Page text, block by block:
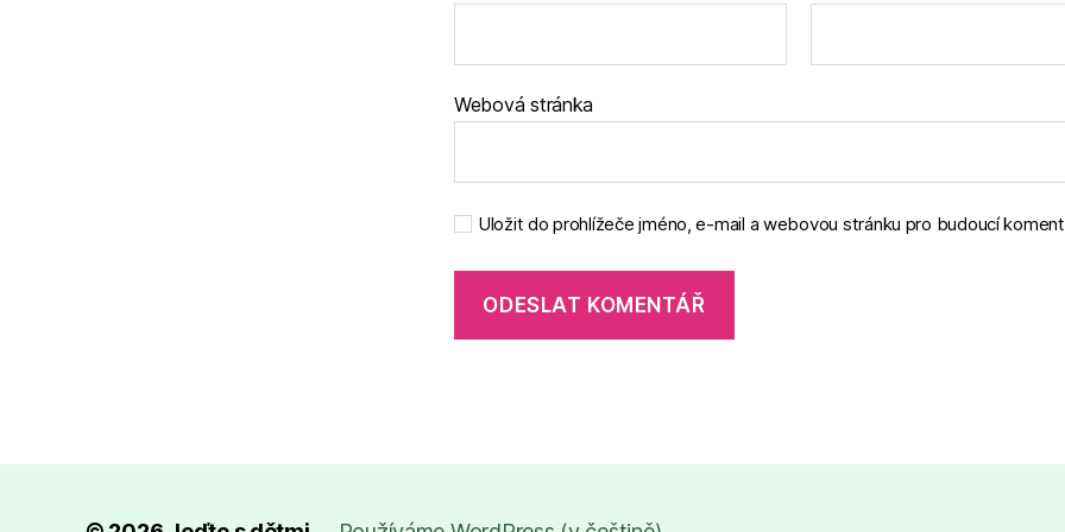
Webová stránka
Uložit do prohlížeče jméno, e-mail a webovou stránku pro budoucí